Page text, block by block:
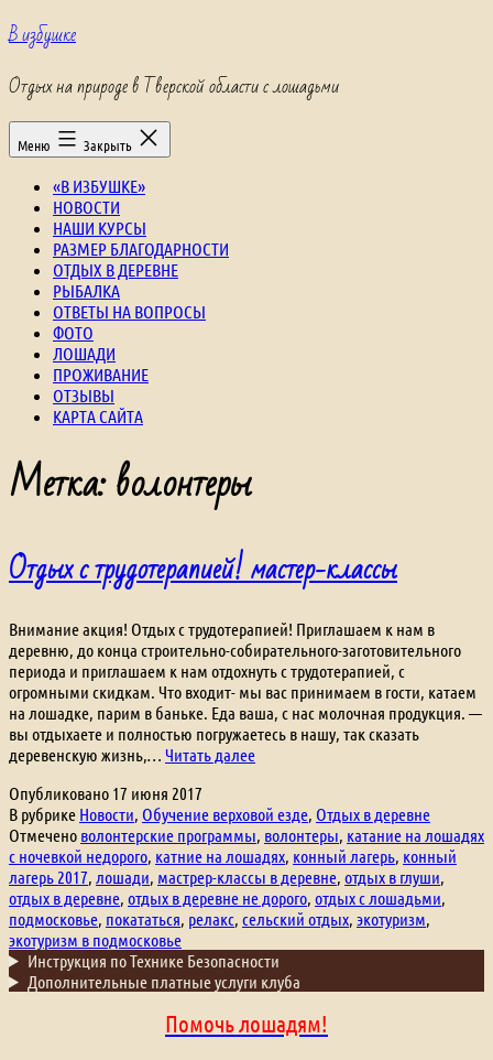
Перейти
к
В избушке
Отдых на природе в Тверской области с лошадьми
Меню Закрыть
«В ИЗБУШКЕ»
НОВОСТИ
НАШИ КУРСЫ
РАЗМЕР БЛАГОДАРНОСТИ
ОТДЫХ В ДЕРЕВНЕ
РЫБАЛКА
ОТВЕТЫ НА ВОПРОСЫ
ФОТО
ЛОШАДИ
ПРОЖИВАНИЕ
ОТЗЫВЫ
КАРТА САЙТА
Метка:волонтеры
Отдых с трудотерапией! мастер-классы
Внимание акция! Отдых с трудотерапией! Приглашаем к нам в
деревню, до конца строительно-собирательного-заготовительного
периода и приглашаем к нам отдохнуть с трудотерапией, с
огромными скидкам. Что входит- мы вас принимаем в гости, катаем
на лошадке, парим в баньке. Еда ваша, с нас молочная продукция. —
вы отдыхаете и полностью погружаетесь в нашу, так сказать
деревенскую жизнь,… Читать далееОтдых
мастер-
классы
Опубликовано 17 июня 2017
В рубрике Новости Обучение верховой езде Отдых в деревне
Отмечено волонтерские программы волонтеры катание на лошадях
с ночевкой недорого катние на лошадях конный лагерь конный
лагерь 2017 лошади мастрер-классы в деревне отдых в глуши
отдых в деревне отдых в деревне не дорого отдых с лошадьми
подмосковье покататься релакс сельский отдых экотуризм
экотуризм в подмосковье
Инструкция по Технике Безопасности
Дополнительные платные услуги клуба
Помочь лошадям!